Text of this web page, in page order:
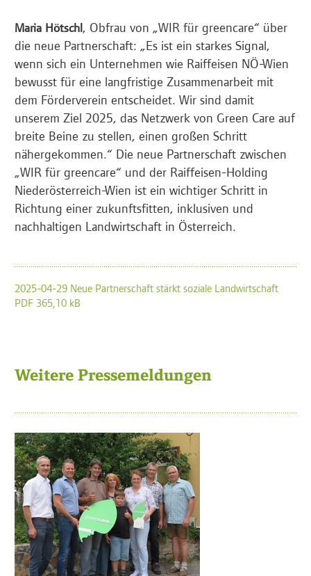
Maria Hötschl, Obfrau von „WIR für greencare“ über
die neue Partnerschaft: „Es ist ein starkes Signal,
wenn sich ein Unternehmen wie Raiffeisen NÖ-Wien
bewusst für eine langfristige Zusammenarbeit mit
dem Förderverein entscheidet. Wir sind damit
unserem Ziel 2025, das Netzwerk von Green Care auf
breite Beine zu stellen, einen großen Schritt
nähergekommen.“ Die neue Partnerschaft zwischen
„WIR für greencare“ und der Raiffeisen-Holding
Niederösterreich-Wien ist ein wichtiger Schritt in
Richtung einer zukunftsfitten, inklusiven und
nachhaltigen Landwirtschaft in Österreich.
2025-04-29 Neue Partnerschaft stärkt soziale Landwirtschaft
PDF 365,10 kB
Weitere Pressemeldungen